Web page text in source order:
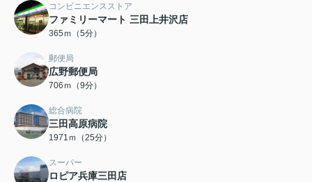
コンビニエンスストア
ファミリーマート 三田上井沢店
365ｍ（5分）
郵便局
広野郵便局
706ｍ（9分）
総合病院
三田高原病院
1971ｍ（25分）
スーパー
ロピア兵庫三田店